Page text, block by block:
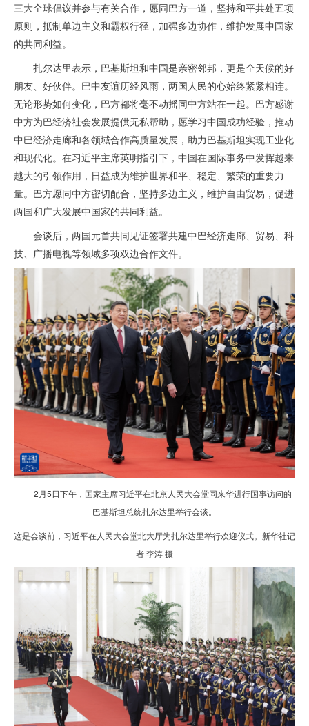
三大全球倡议并参与有关合作，愿同巴方一道，坚持和平共处五项
原则，抵制单边主义和霸权行径，加强多边协作，维护发展中国家
的共同利益。
扎尔达里表示，巴基斯坦和中国是亲密邻邦，更是全天候的好
朋友、好伙伴。巴中友谊历经风雨，两国人民的心始终紧紧相连。
无论形势如何变化，巴方都将毫不动摇同中方站在一起。巴方感谢
中方为巴经济社会发展提供无私帮助，愿学习中国成功经验，推动
中巴经济走廊和各领域合作高质量发展，助力巴基斯坦实现工业化
和现代化。在习近平主席英明指引下，中国在国际事务中发挥越来
越大的引领作用，日益成为维护世界和平、稳定、繁荣的重要力
量。巴方愿同中方密切配合，坚持多边主义，维护自由贸易，促进
两国和广大发展中国家的共同利益。
会谈后，两国元首共同见证签署共建中巴经济走廊、贸易、科
技、广播电视等领域多项双边合作文件。
2月5日下午，国家主席习近平在北京人民大会堂同来华进行国事访问的
巴基斯坦总统扎尔达里举行会谈。
这是会谈前，习近平在人民大会堂北大厅为扎尔达里举行欢迎仪式。新华社记
者 李涛 摄